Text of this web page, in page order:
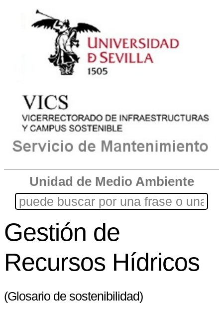
Unidad de Medio Ambiente
Gestión de
Recursos Hídricos
(Glosario de sostenibilidad)